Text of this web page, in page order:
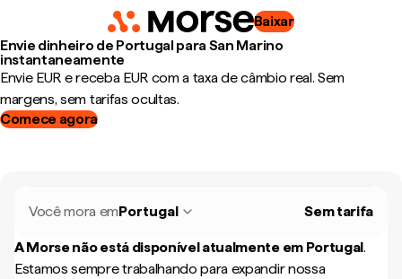
Baixar
Envie dinheiro de Portugal para San Marino
instantaneamente
Envie EUR e receba EUR com a taxa de câmbio real. Sem
margens, sem tarifas ocultas.
Comece agora
Você mora emPortugal Sem tarifa
A Morse não está disponível atualmente em Portugal.
Estamos sempre trabalhando para expandir nossa